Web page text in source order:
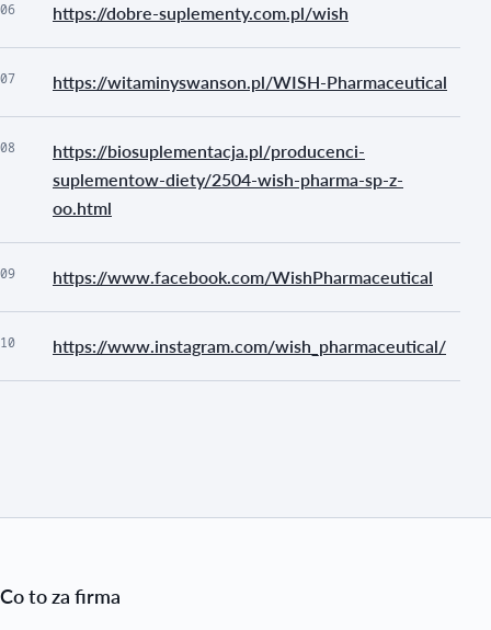
06 https://dobre-suplementy.com.pl/wish
07 https://witaminyswanson.pl/WISH-Pharmaceutical
08
https://biosuplementacja.pl/producenci-
suplementow-diety/2504-wish-pharma-sp-z-
oo.html
09 https://www.facebook.com/WishPharmaceutical
10 https://www.instagram.com/wish_pharmaceutical/
Co to za firma